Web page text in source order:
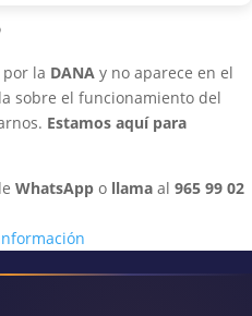
la DANA y no aparece en el
sobre el funcionamiento del
Estamos aquí para
WhatsApp o llama al 965 99 02